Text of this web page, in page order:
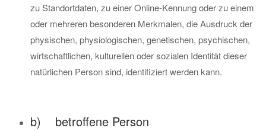
zu Standortdaten, zu einer Online-Kennung oder zu einem
oder mehreren besonderen Merkmalen, die Ausdruck der
physischen, physiologischen, genetischen, psychischen,
wirtschaftlichen, kulturellen oder sozialen Identität dieser
natürlichen Person sind, identifiziert werden kann.
b) betroffene Person